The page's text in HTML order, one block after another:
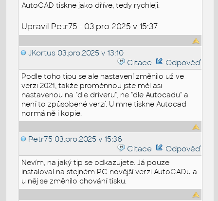
AutoCAD tiskne jako dříve, tedy rychleji.
Upravil Petr75 - 03.pro.2025 v 15:37
JKortus 03.pro.2025 v 13:10
Citace
Odpověď
Podle toho tipu se ale nastavení změnilo už ve
verzi 2021, takže proměnnou jste měl asi
nastavenou na "dle driveru", ne "dle Autocadu" a
není to způsobené verzí. U mne tiskne Autocad
normálně i kopie.
Petr75 03.pro.2025 v 15:36
Citace
Odpověď
Nevím, na jaký tip se odkazujete. Já pouze
instaloval na stejném PC novější verzi AutoCADu a
u něj se změnilo chování tisku.